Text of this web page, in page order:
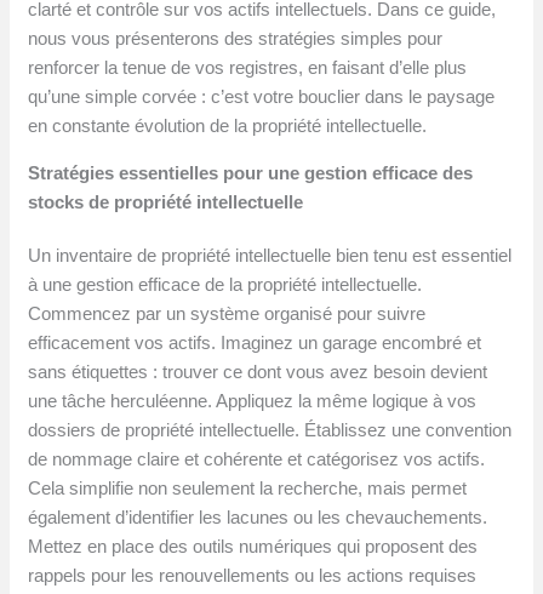
clarté et contrôle sur vos actifs intellectuels. Dans ce guide,
nous vous présenterons des stratégies simples pour
renforcer la tenue de vos registres, en faisant d’elle plus
qu’une simple corvée : c’est votre bouclier dans le paysage
en constante évolution de la propriété intellectuelle.
Stratégies essentielles pour une gestion efficace des
stocks de propriété intellectuelle
Un inventaire de propriété intellectuelle bien tenu est essentiel
à une gestion efficace de la propriété intellectuelle.
Commencez par un système organisé pour suivre
efficacement vos actifs. Imaginez un garage encombré et
sans étiquettes : trouver ce dont vous avez besoin devient
une tâche herculéenne. Appliquez la même logique à vos
dossiers de propriété intellectuelle. Établissez une convention
de nommage claire et cohérente et catégorisez vos actifs.
Cela simplifie non seulement la recherche, mais permet
également d’identifier les lacunes ou les chevauchements.
Mettez en place des outils numériques qui proposent des
rappels pour les renouvellements ou les actions requises